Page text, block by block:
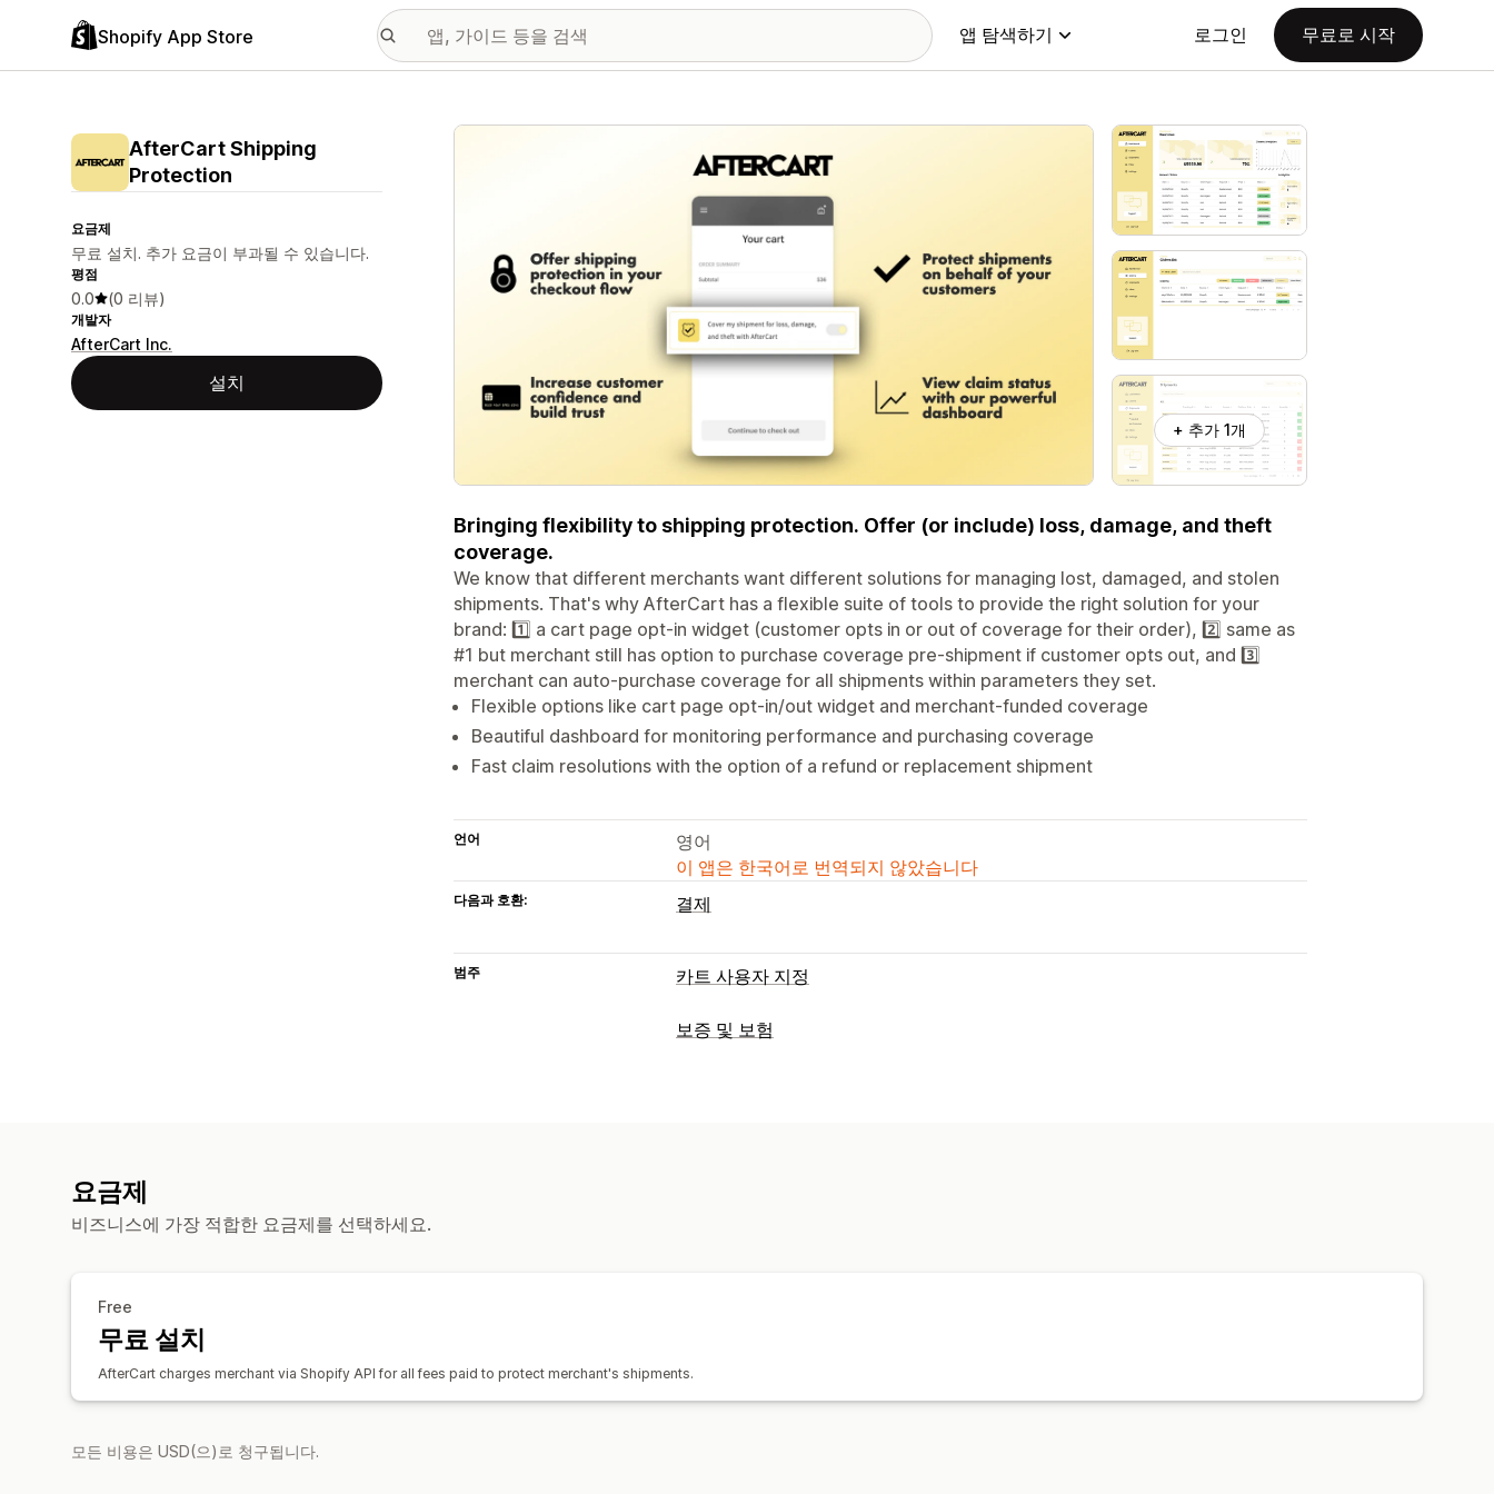
Shopify App Store 앱 탐색하기 로그인 무료로 시작
AfterCart Shipping
Protection
요금제
무료 설치. 추가 요금이 부과될 수 있습니다.
평점
0.0 (0 리뷰)
개발자
AfterCart Inc.
설치
추천 이미지 갤러리
+ 추가 1개
Bringing flexibility to shipping protection. Offer (or include) loss, damage, and theft
coverage.
We know that different merchants want different solutions for managing lost, damaged, and stolen
shipments. That's why AfterCart has a flexible suite of tools to provide the right solution for your
brand: 1️⃣ a cart page opt-in widget (customer opts in or out of coverage for their order), 2️⃣ same as
#1 but merchant still has option to purchase coverage pre-shipment if customer opts out, and 3️⃣
merchant can auto-purchase coverage for all shipments within parameters they set.
Flexible options like cart page opt-in/out widget and merchant-funded coverage
Beautiful dashboard for monitoring performance and purchasing coverage
Fast claim resolutions with the option of a refund or replacement shipment
언어
영어
이 앱은 한국어로 번역되지 않았습니다
다음과 호환: 결제
범주 카트 사용자 지정
보증 및 보험
요금제
비즈니스에 가장 적합한 요금제를 선택하세요.
Free
무료 설치
AfterCart charges merchant via Shopify API for all fees paid to protect merchant's shipments.
모든 비용은 USD(으)로 청구됩니다.